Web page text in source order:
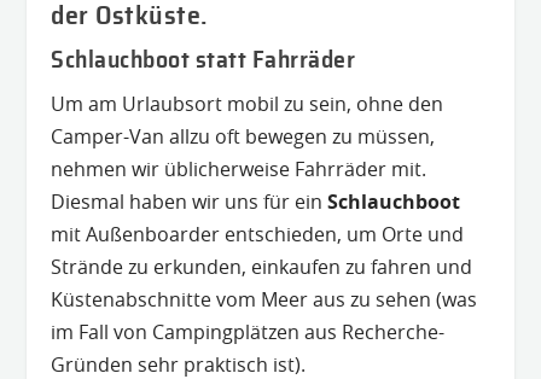
der Ostküste.
Schlauchboot statt Fahrräder
Um am Urlaubsort mobil zu sein, ohne den
Camper-Van allzu oft bewegen zu müssen,
nehmen wir üblicherweise Fahrräder mit.
Diesmal haben wir uns für einSchlauchboot
mit Außenboarder entschieden, um Orte und
Strände zu erkunden, einkaufen zu fahren und
Küstenabschnitte vom Meer aus zu sehen (was
im Fall von Campingplätzen aus Recherche-
Gründen sehr praktisch ist).